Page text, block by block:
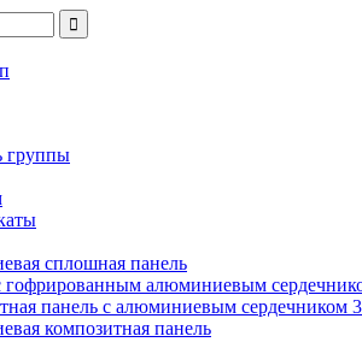
группы
сплошная панель
гофрированным алюминиевым
панель с алюминиевым сердечником
композитная панель